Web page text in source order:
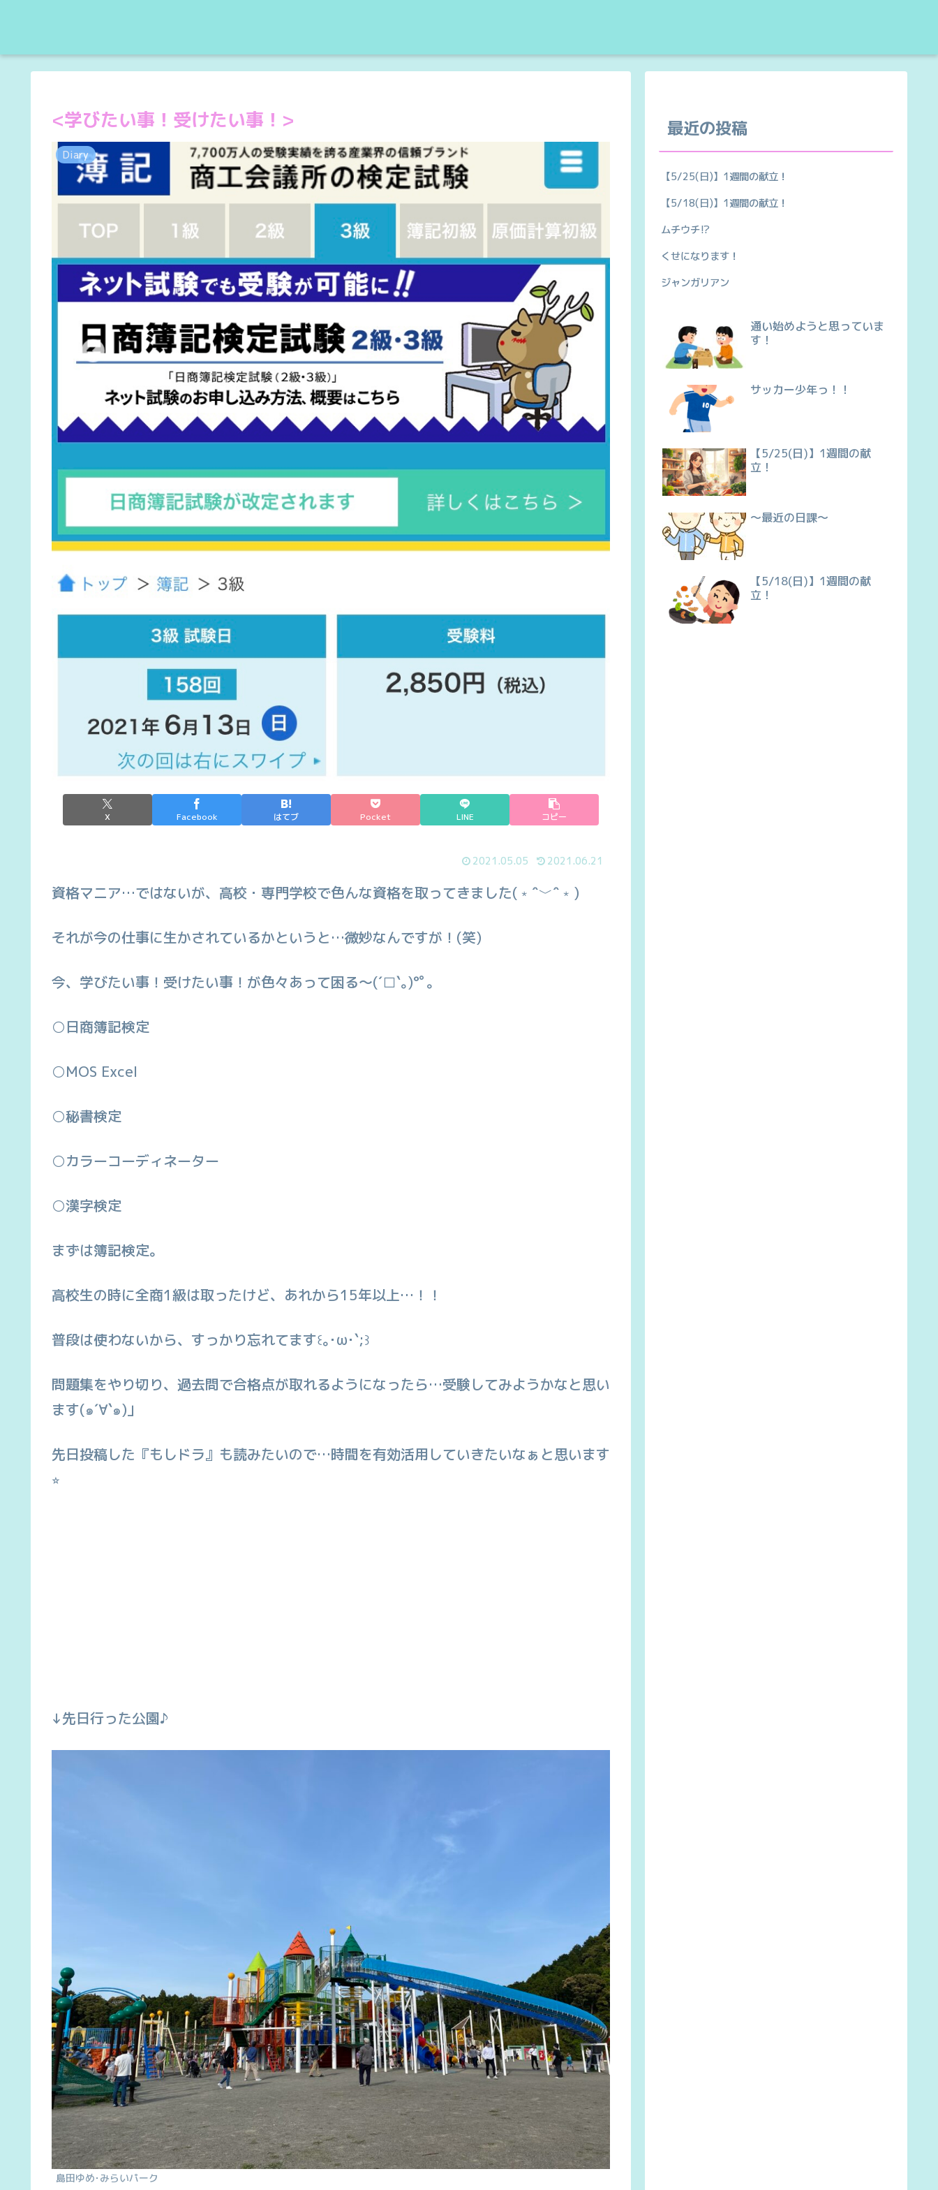
<学びたい事！受けたい事！>
Diary
X Facebook はてブ Pocket LINE コピー
2021.05.05 2021.06.21
資格マニア…ではないが、高校・専門学校で色んな資格を取ってきました(﹡ˆ﹀ˆ﹡)
それが今の仕事に生かされているかというと…微妙なんですが！(笑)
今、学びたい事！受けたい事！が色々あって困る〜(´□`｡)°ﾟ｡
○日商簿記検定
○MOS Excel
○秘書検定
○カラーコーディネーター
○漢字検定
まずは簿記検定。
高校生の時に全商1級は取ったけど、あれから15年以上…！！
普段は使わないから、すっかり忘れてます꒰｡･ω･`;꒱
問題集をやり切り、過去問で合格点が取れるようになったら…受験してみようかなと思い
ます(๑´∀`๑)」
先日投稿した『もしドラ』も読みたいので…時間を有効活用していきたいなぁと思います
⭐︎
↓先日行った公園♪
島田ゆめ･みらいパーク
最近の投稿
【5/25(日)】1週間の献立！
【5/18(日)】1週間の献立！
ムチウチ⁉︎
くせになります！
ジャンガリアン
通い始めようと思っていま
す！
サッカー少年っ！！
【5/25(日)】1週間の献
立！
～最近の日課～
【5/18(日)】1週間の献
立！